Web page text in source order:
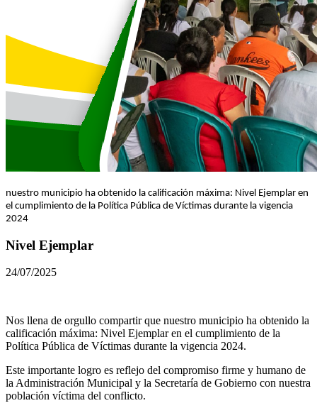
nuestro municipio ha obtenido la calificación máxima: Nivel Ejemplar en
el cumplimiento de la Política Pública de Víctimas durante la vigencia
2024
Nivel Ejemplar
24/07/2025
Nos llena de orgullo compartir que nuestro municipio ha obtenido la
calificación máxima: Nivel Ejemplar en el cumplimiento de la
Política Pública de Víctimas durante la vigencia 2024.
Este importante logro es reflejo del compromiso firme y humano de
la Administración Municipal y la Secretaría de Gobierno con nuestra
población víctima del conflicto.